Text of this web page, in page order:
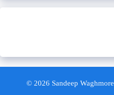
© 2026 Sandeep Waghmore